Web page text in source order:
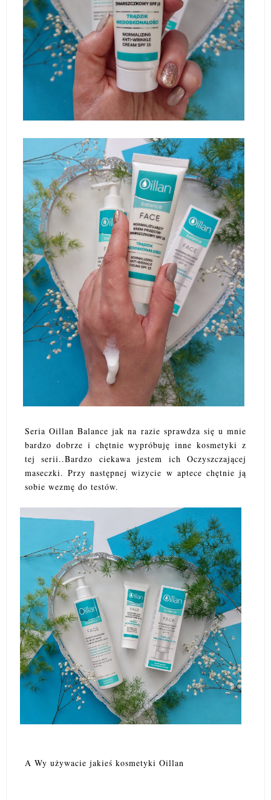
Seria Oillan Balance jak na razie sprawdza się u mnie
bardzo dobrze i chętnie wypróbuję inne kosmetyki z
tej serii..Bardzo ciekawa jestem ich Oczyszczającej
maseczki. Przy następnej wizycie w aptece chętnie ją
sobie wezmę do testów.
A Wy używacie jakieś kosmetyki Oillan